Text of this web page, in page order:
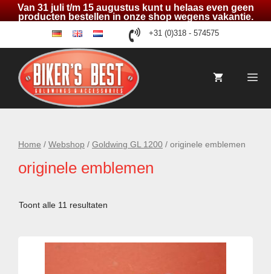
Van 31 juli t/m 15 augustus kunt u helaas even geen
producten bestellen in onze shop wegens vakantie.
inhoud
de en nl +31 (0)318 - 574575
Home / Webshop / Goldwing GL 1200 / originele emblemen
originele emblemen
Toont alle 11 resultaten